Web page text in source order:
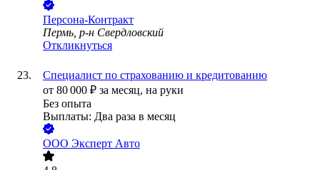
Персона-Контракт
Пермь, р-н Свердловский
Откликнуться
Специалист по страхованию и кредитованию
от 80 000 ₽ за месяц, на руки
Без опыта
Выплаты: Два раза в месяц
ООО Эксперт Авто